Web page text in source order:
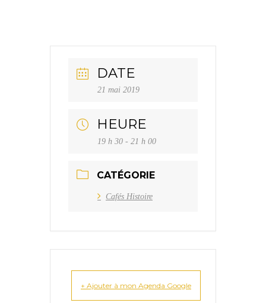
DATE
21 mai 2019
HEURE
19 h 30 - 21 h 00
CATÉGORIE
Cafés Histoire
+ Ajouter à mon Agenda Google